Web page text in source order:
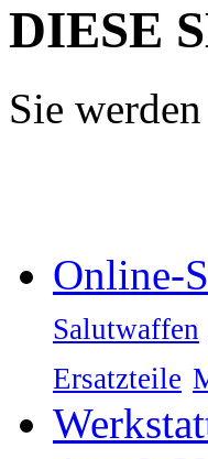
DIESE
Sie
Online-
Salutwaffen
Ersatzteile